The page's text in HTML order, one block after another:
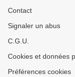
Contact
Signaler un abus
C.G.U.
Cookies et données
Préférences cookies